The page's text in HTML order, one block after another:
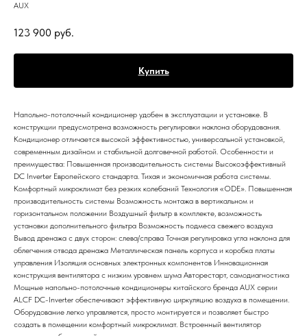
AUX
123 900 руб.
Купить
Напольно-потолочный кондиционер удобен в эксплуатации и установке. В
конструкции предусмотрена возможность регулировки наклона оборудования.
Кондиционер отличается высокой эффективностью, универсальной установкой,
современным дизайном и стабильной долговечной работой. Особенности и
преимущества: Повышенная производительность системы Высокоэффективный
DC Inverter Европейского стандарта. Тихая и экономичная работа системы.
Комфортный микроклимат без резких колебаний Технология «ODE». Повышенная
производительность системы Возможность монтажа в вертикальном и
горизонтальном положении Воздушный фильтр в комплекте, возможность
установки дополнительного фильтра Возможность подмеса свежего воздуха
Вывод дренажа с двух сторон: слева/справа Точная регулировка угла наклона для
облегчения отвода дренажа Металлическая панель корпуса и коробка платы
управления Изоляция основных электронных компонентов Инновационная
конструкция вентилятора с низким уровнем шума Авторестарт, самодиагностика
Мощные напольно-потолочные кондиционеры китайского бренда AUX серии
ALCF DC-Inverter обеспечивают эффективную циркуляцию воздуха в помещении.
Оборудование легко управляется, просто монтируется и позволяет быстро
создать в помещении комфортный микроклимат. Встроенный вентилятор